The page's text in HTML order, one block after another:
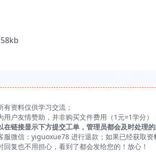
有资料仅供学习交流；
用户友情赞助，并非购买文件费用（1元=1学分）
链接显示下方提交工单，管理员都会及时处理的
服微信：yiguoxue78 进行退款；如果已经获取资
回复也不用担心，看到了都会发给您的！放心！